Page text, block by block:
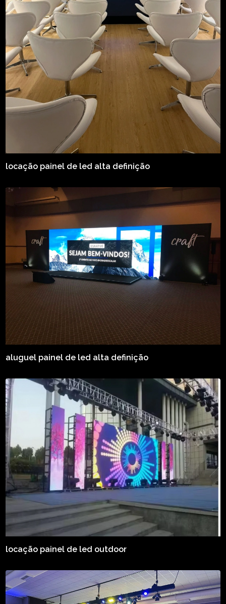
locação painel de led alta definição
aluguel painel de led alta definição
locação painel de led outdoor